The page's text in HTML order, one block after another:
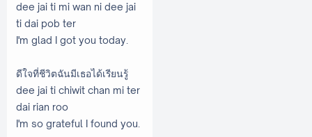
dee jai ti mi wan ni dee jai
ti dai pob ter
I'm glad I got you today.
ดีใจที่ชีวิตฉันมีเธอได้เรียนรู้
dee jai ti chiwit chan mi ter
dai rian roo
I'm so grateful I found you.